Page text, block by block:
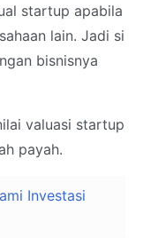
startup apabila
lain. Jadi si
bisnisnya
valuasi startup
payah.
Investasi